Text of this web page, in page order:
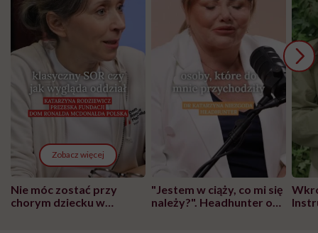
Zobacz więcej
Nie móc zostać przy
chorym dziecku w
"Jestem w ciąży, co mi się
należy?". Headhunter o